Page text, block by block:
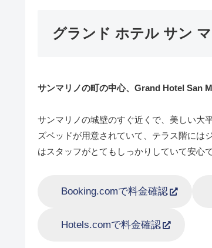
グランド ホテル サ
サンマリノの町の中心、Grand Hotel San
サンマリノの城壁のすぐ近くで、美しい大
ズベッドが用意されていて、テラス階には
はスタッフがとてもしっかりしていて安心で
Booking.comで料金確認
Hotels.comで料金確認